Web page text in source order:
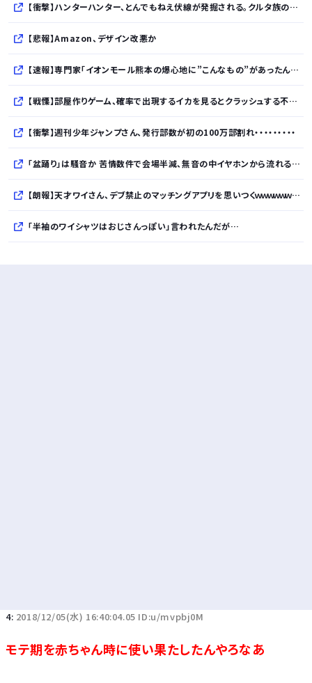
【衝撃】ハンターハンター、とんでもねえ伏線が発掘される。クルタ族の虐殺犯人がツェリードニヒだった模様！
【悲報】Amazon、デザイン改悪か
【速報】専門家「イオンモール熊本の爆心地に”こんなもの”があったんだけど…」
【戦慄】部屋作りゲーム、確率で出現するイカを見るとクラッシュする不具合が発生ｗｗｗｗｗｗｗｗｗｗ
【衝撃】週刊少年ジャンプさん、発行部数が初の100万部割れ・・・・・・・・・
「盆踊り」は騒音か 苦情数件で会場半減、無音の中イヤホンから流れる曲に合わせ踊るサイレント盆ダンスも
【朗報】天才ワイさん、デブ禁止のマッチングアプリを思いつくｗｗｗｗｗｗｗｗｗｗ
「半袖のワイシャツはおじさんっぽい」言われたんだが…
4: 2018/12/05(水) 16:40:04.05 ID:u/mvpbj0M
モテ期を赤ちゃん時に使い果たしたんやろなあ